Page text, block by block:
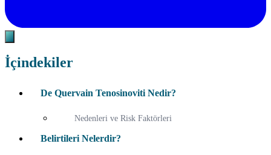
İçindekiler
De Quervain Tenosinoviti Nedir?
Nedenleri ve Risk Faktörleri
Belirtileri Nelerdir?